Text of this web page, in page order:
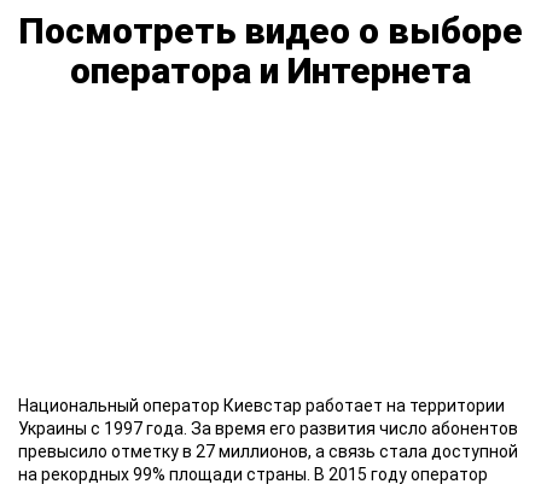
Посмотреть видео о выборе
оператора и Интернета
Национальный оператор Киевстар работает на территории
Украины с 1997 года. За время его развития число абонентов
превысило отметку в 27 миллионов, а связь стала доступной
на рекордных 99% площади страны. В 2015 году оператор